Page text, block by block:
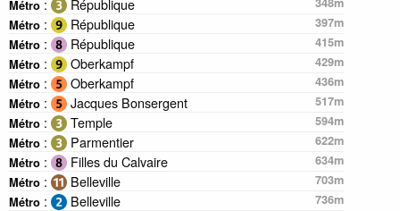
Métro : République
Métro : République
397m
Métro : République
415m
Métro : Oberkampf
429m
Métro : Oberkampf
436m
Métro : Jacques Bonsergent
517m
Métro : Temple
594m
Métro : Parmentier
622m
Métro : Filles du Calvaire
634m
Métro : Belleville
703m
Métro : Belleville
736m